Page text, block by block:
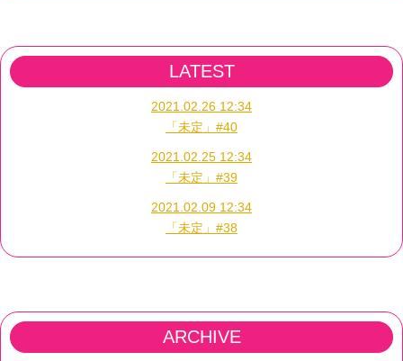
LATEST
2021.02.26 12:34
「未定」#40
2021.02.25 12:34
「未定」#39
2021.02.09 12:34
「未定」#38
ARCHIVE